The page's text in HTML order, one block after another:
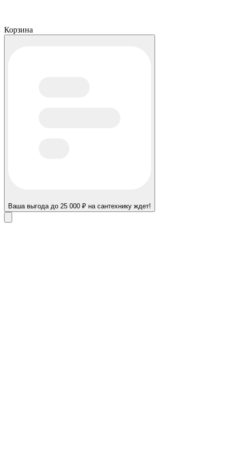
Корзина
Ваша выгода до 25 000 ₽ на сантехнику ждет!